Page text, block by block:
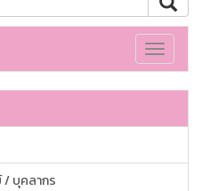
Toggle
/ บุคลากร